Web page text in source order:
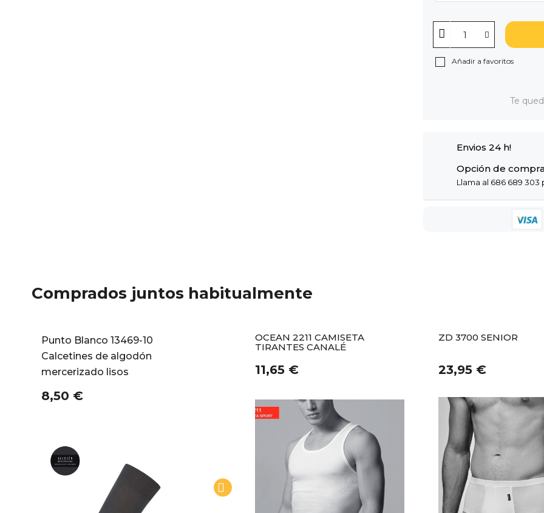
Añadir a favoritos
Te
Envios 24 h!
Opción de
Llama al 686 689
Comprados juntos habitualmente
Punto Blanco 13469-10
Calcetines de algodón
mercerizado lisos
8,50 €
OCEAN 2211 CAMISETA
TIRANTES CANALÉ
11,65 €
ZD 3700 SENIOR
23,95 €